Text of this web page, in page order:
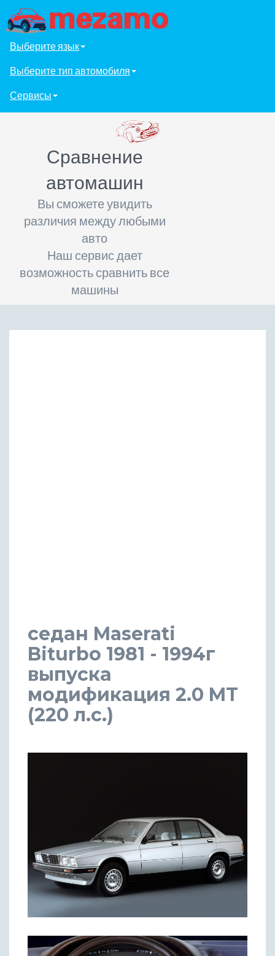
Выберите язык
Выберите тип автомобиля
Сервисы
Сравнение
автомашин
Вы сможете увидить
различия между любыми
авто
Наш сервис дает
возможность сравнить все
машины
седан Maserati
Biturbo 1981 - 1994г
выпуска
модификация 2.0 MT
(220 л.с.)